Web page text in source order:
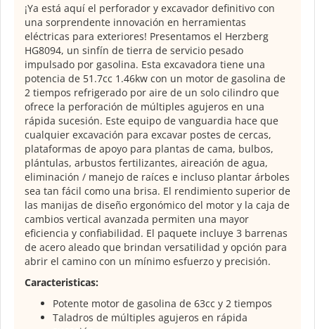
¡Ya está aquí el perforador y excavador definitivo con
una sorprendente innovación en herramientas
eléctricas para exteriores! Presentamos el Herzberg
HG8094, un sinfín de tierra de servicio pesado
impulsado por gasolina. Esta excavadora tiene una
potencia de 51.7cc 1.46kw con un motor de gasolina de
2 tiempos refrigerado por aire de un solo cilindro que
ofrece la perforación de múltiples agujeros en una
rápida sucesión. Este equipo de vanguardia hace que
cualquier excavación para excavar postes de cercas,
plataformas de apoyo para plantas de cama, bulbos,
plántulas, arbustos fertilizantes, aireación de agua,
eliminación / manejo de raíces e incluso plantar árboles
sea tan fácil como una brisa. El rendimiento superior de
las manijas de diseño ergonómico del motor y la caja de
cambios vertical avanzada permiten una mayor
eficiencia y confiabilidad. El paquete incluye 3 barrenas
de acero aleado que brindan versatilidad y opción para
abrir el camino con un mínimo esfuerzo y precisión.
Caracteristicas:
Potente motor de gasolina de 63cc y 2 tiempos
Taladros de múltiples agujeros en rápida